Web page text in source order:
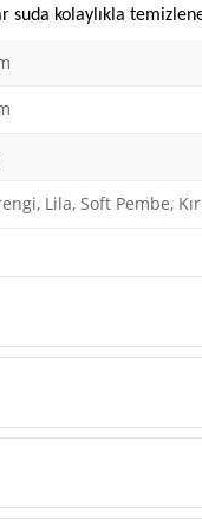
suda kolaylıkla
Lila, Soft Pembe,